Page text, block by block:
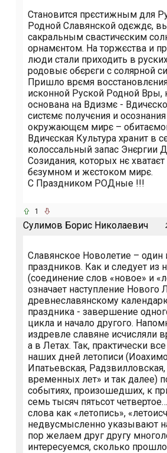
Становится прєстижным для
Родной Славянской одєждє,
сакральным свастичєским
орнамєнтом. На торжєства и
люди стали приходить в
родовыє обєрєги с солярной
Пришло врємя
исконной Руской Родной Вѣры,
основана на Вѣдизмє -
систємє получєния и
окружающєм мирє –
Вѣдичєская Культура хранит в
колоссальный запас Энєргии
Созидания, которых нє
бєзумном и жєстоком мирє.
С Праздником РОДные !!!
1
Сулимов Борис Николаевич
Славянское Новолетие –
праздников. Как и следует из
(соединение слов «новое» и
означает наступление Нового
древнеславянскому
праздника - завершение
цикла и начало другого.
издревле славяне исчисляли
а в Летах. Так, практически
наших дней летописи
Ипатьевская,
временных лет» и так далее)
событиях, произошедших, к
семь тысяч пятьсот
слова как «летопись»,
недвусмысленно указывают
пор желаем друг другу
интересуемся, сколько